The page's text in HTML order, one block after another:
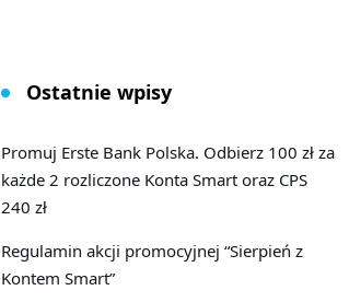
Ostatnie wpisy
Promuj Erste Bank Polska. Odbierz 100 zł za
każde 2 rozliczone Konta Smart oraz CPS
240 zł
Regulamin akcji promocyjnej “Sierpień z
Kontem Smart”